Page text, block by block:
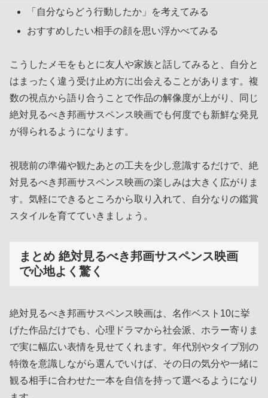
「自分ならどう行動したか」を考えてみる
おすすめしたい相手の顔を思い浮かべてみる
こうしたメモをもとに友人や家族と話してみると、自分と
はまったく違う受け止め方に出会えることがあります。複
数の視点から語り合うことで作品の解像度が上がり、同じ
絶対見るべき邦画サスペンス映画でも何度でも新鮮な発見
が得られるようになります。
視聴前の準備や観たあとの工夫を少し意識するだけで、絶
対見るべき邦画サスペンス映画の楽しみは大きく広がりま
す。気軽にできるところから取り入れて、自分なりの鑑賞
スタイルを育てていきましょう。
まとめ 絶対見るべき邦画サスペンス映画
で心地よく驚く
絶対見るべき邦画サスペンス映画は、名作ベスト10に挙
げた作品だけでも、心理ドラマから社会派、ホラー寄りま
で実に幅広い表情を見せてくれます。年代別やタイプ別の
特徴を意識しながら選んでいけば、その日の気分や一緒に
観る相手に合わせた一本を自信を持って選べるようになり